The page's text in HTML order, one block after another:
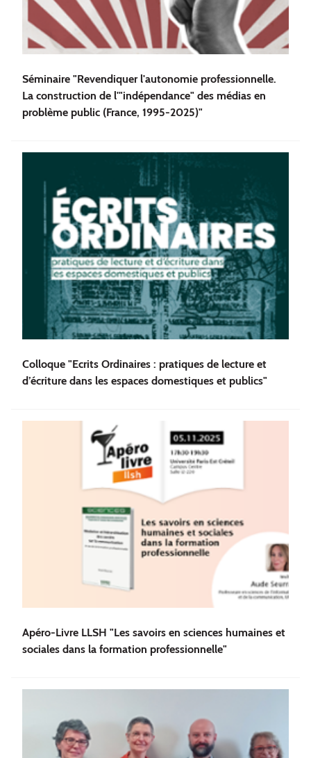
Séminaire "Revendiquer l'autonomie professionnelle.
La construction de l'"indépendance" des médias en
problème public (France, 1995-2025)"
Colloque "Ecrits Ordinaires : pratiques de lecture et
d’écriture dans les espaces domestiques et publics"
Apéro-Livre LLSH "Les savoirs en sciences humaines et
sociales dans la formation professionnelle"